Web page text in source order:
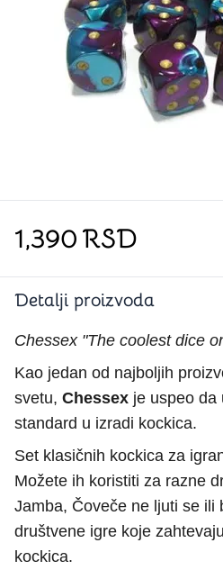
1,390RSD
Detalji proizvoda
Chessex "The coolest dice
Kao jedan od najboljih
svetu, Chessex je uspeo da
standard u izradi kockica.
Set klasičnih kockica za
Možete ih koristiti za razne
Jamba, Čoveče ne ljuti se ili
društvene igre koje
kockica.